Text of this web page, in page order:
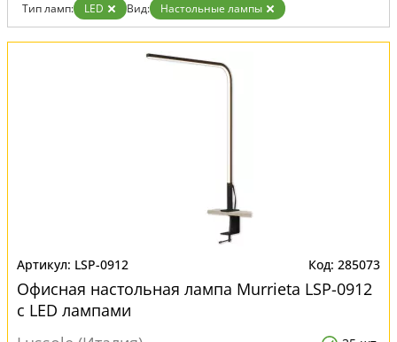
Тип ламп: LED Вид: Настольные лампы
LSP-0912 285073
Офисная настольная лампа Murrieta LSP-0912
с LED лампами